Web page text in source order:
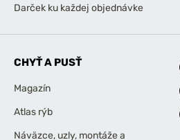
Darček ku každej objednávke
CHYŤ A PUSŤ
Magazín
Atlas rýb
Náväzce, uzly, montáže a